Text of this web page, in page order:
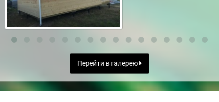
Перейти в галерею